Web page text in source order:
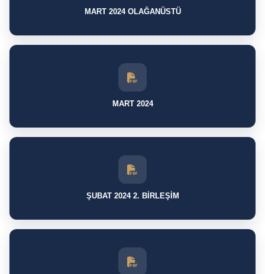
MART 2024 OLAĞANÜSTÜ
MART 2024
ŞUBAT 2024 2. BİRLEŞİM